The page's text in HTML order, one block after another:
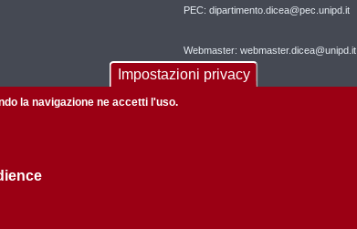
PEC: dipartimento.dicea@pec.unipd.it
Webmaster: webmaster.dicea@unipd.it
Impostazioni privacy
la navigazione ne accetti l'uso.